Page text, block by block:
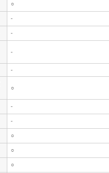
○
-
-
-
-
○
-
-
○
○
○